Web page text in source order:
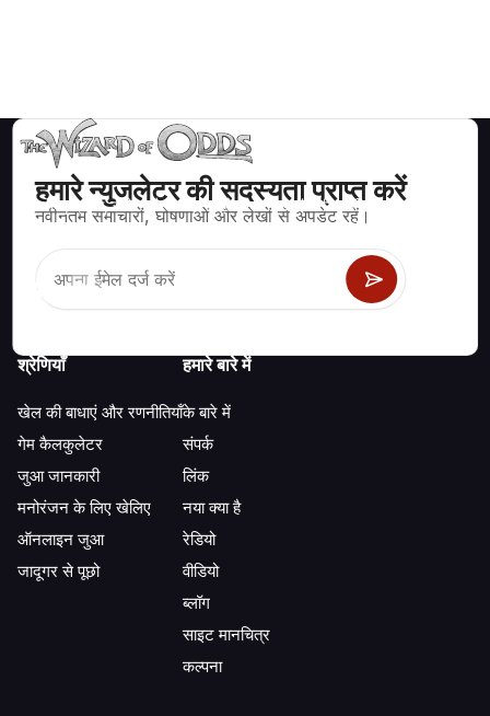
हमारे न्युजलेटर की सदस्यता प्राप्त करें
नवीनतम समाचारों, घोषणाओं और लेखों से अपडेट रहें।
ब्लैकजैक, क्रेप्स, रूलेट और अन्य सैकड़ों कैसीनो खेलों के लिए गणितीय रूप से सही
श्रेणियाँ
खेल की बाधाएं और रणनीतियाँ
गेम कैलकुलेटर
जुआ जानकारी
मनोरंजन के लिए खेलिए
ऑनलाइन जुआ
जादूगर से पूछो
हमारे बारे में
के बारे में
संपर्क
लिंक
नया क्या है
रेडियो
वीडियो
ब्लॉग
साइट मानचित्र
कल्पना